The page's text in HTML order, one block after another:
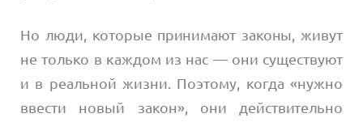
Но люди, которые принимают законы, живут
не только в каждом из нас — они существуют
и в реальной жизни. Поэтому, когда «нужно
ввести новый закон», они действительно